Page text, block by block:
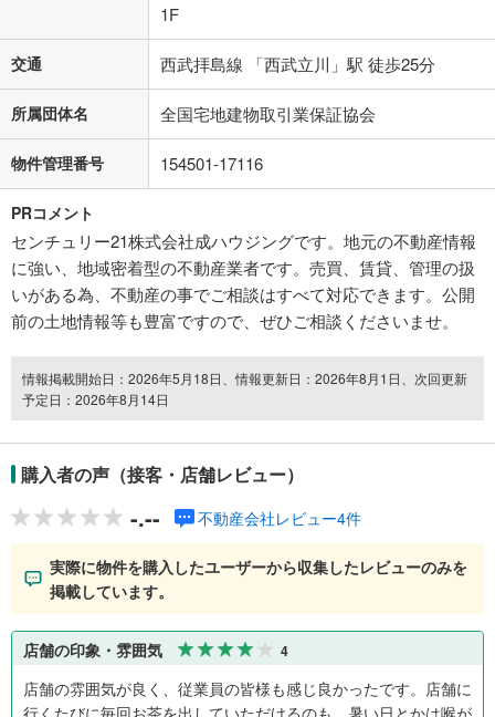
1F
交通 西武拝島線 「西武立川」駅 徒歩25分
所属団体名 全国宅地建物取引業保証協会
物件管理番号 154501-17116
PRコメント
センチュリー21株式会社成ハウジングです。地元の不動産情報
に強い、地域密着型の不動産業者です。売買、賃貸、管理の扱
いがある為、不動産の事でご相談はすべて対応できます。公開
前の土地情報等も豊富ですので、ぜひご相談くださいませ。
情報掲載開始日：2026年5月18日、情報更新日：2026年8月1日、次回更新
予定日：2026年8月14日
購入者の声（接客・店舗レビュー）
-.-- 不動産会社レビュー4件
実際に物件を購入したユーザーから収集したレビューのみを
掲載しています。
店舗の印象・雰囲気 4
店舗の雰囲気が良く、従業員の皆様も感じ良かったです。店舗に